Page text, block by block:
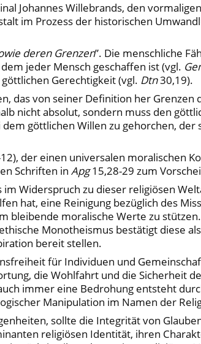
Johannes Willebrands, den
im Prozess der historischen
deren Grenzen”. Die menschliche
jeder Mensch geschaffen ist (vgl.
Gerechtigkeit (vgl. Dtn30,19).
das von seiner Definition her
nicht absolut, sondern muss den
göttlichen Willen zu gehorchen, der
der einen universalen moralischen
Schriften in Apg15,28-29 zum
Widerspruch zu dieser religiösen
hat, eine Reinigung bezüglich des
bleibende moralische Werte zu
Monotheismus bestätigt diese
bereit stellen.
für Individuen und
die Wohlfahrt und die Sicherheit
immer eine Bedrohung entsteht
Manipulation im Namen der
sollte die Integrität von
religiösen Identität, ihren